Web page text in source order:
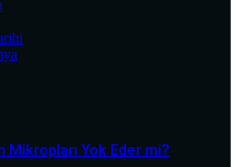
Mikropları Yok Eder mi?